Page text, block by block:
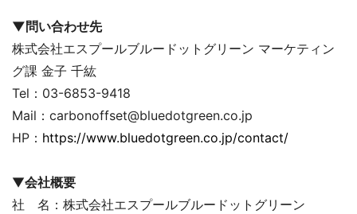
▼問い合わせ先
株式会社エスプールブルードットグリーン マーケティン
グ課 金子 千紘
Tel：03-6853-9418
Mail：carbonoffset@bluedotgreen.co.jp
HP： https://www.bluedotgreen.co.jp/contact/
▼会社概要
社 名：株式会社エスプールブルードットグリーン